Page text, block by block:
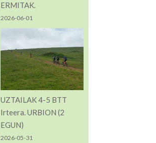
ERMITAK.
2026-06-01
UZTAILAK 4-5 BTT
Irteera. URBION (2
EGUN)
2026-05-31